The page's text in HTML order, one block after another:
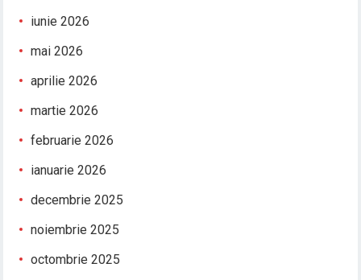
iunie 2026
mai 2026
aprilie 2026
martie 2026
februarie 2026
ianuarie 2026
decembrie 2025
noiembrie 2025
octombrie 2025